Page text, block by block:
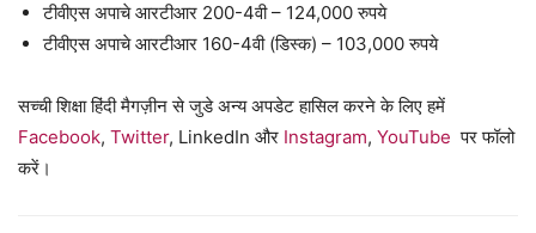
टीवीएस अपाचे आरटीआर 200-4वी – 124,000 रुपये
टीवीएस अपाचे आरटीआर 160-4वी (डिस्क) – 103,000 रुपये
सच्ची शिक्षा हिंदी मैगज़ीन से जुडे अन्य अपडेट हासिल करने के लिए हमें
Facebook, Twitter, LinkedIn और Instagram, YouTube पर फॉलो
करें।